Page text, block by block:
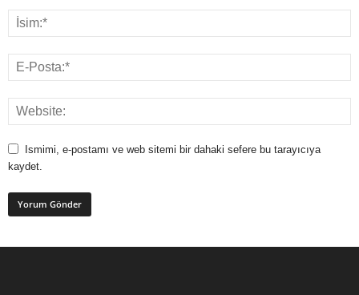
Ismimi, e-postamı ve web sitemi bir dahaki sefere bu tarayıcıya
kaydet.